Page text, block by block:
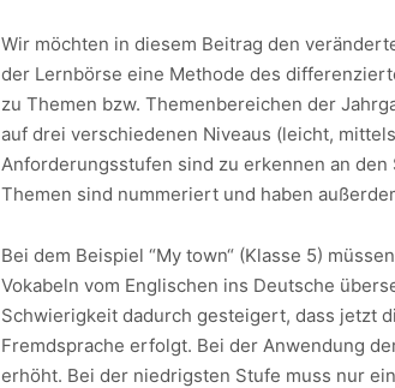
Wir möchten in diesem Beitrag den
der Lernbörse eine Methode des
zu Themen bzw. Themenbereichen der
auf drei verschiedenen Niveaus (leicht,
Anforderungsstufen sind zu erkennen an
Themen sind nummeriert und haben
Bei dem Beispiel “My town“ (Klasse 5)
Vokabeln vom Englischen ins Deutsche
Schwierigkeit dadurch gesteigert, dass jetzt
Fremdsprache erfolgt. Bei der Anwendung
erhöht. Bei der niedrigsten Stufe muss nur